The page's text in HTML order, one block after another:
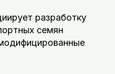
разработку
семян